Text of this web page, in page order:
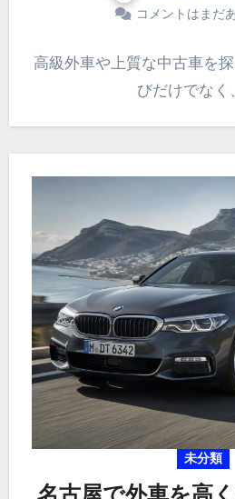
コメントはまだ
高級外車や上質な中古車を
びだけでなく
未分類